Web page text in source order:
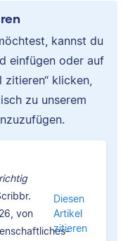
kannst du
einfügen oder auf
klicken,
zu unserem
von
Diesen
Artikel
zitieren